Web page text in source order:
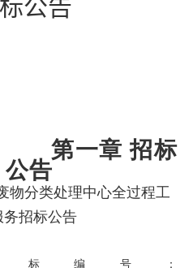
公告
第一章 招标
公告
物分类处理中心全过程工
务招标公告
标编号：